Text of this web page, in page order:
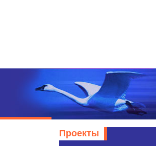
Проекты